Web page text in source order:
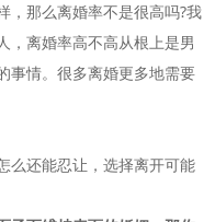
，那么离婚率不是很高吗?我
，离婚率高不高从根上是男
事情。很多离婚更多地需要
么还能忍让，选择离开可能